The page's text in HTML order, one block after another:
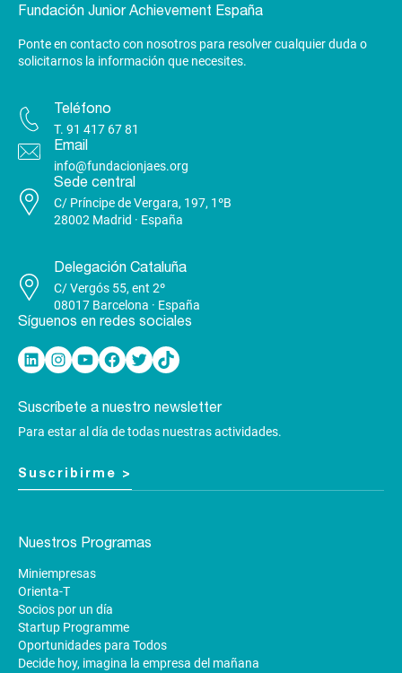
Fundación Junior Achievement España
Ponte en contacto con nosotros para resolver cualquier duda o
solicitarnos la información que necesites.
Teléfono
T. 91 417 67 81
Email
info@fundacionjaes.org
Sede central
C/ Príncipe de Vergara, 197, 1ºB
28002 Madrid · España
Delegación Cataluña
C/ Vergós 55, ent 2º
08017 Barcelona · España
Síguenos en redes sociales
Linkedin Instagram YouTube Facebook Twitter TikTok
Suscríbete a nuestro newsletter
Para estar al día de todas nuestras actividades.
Suscribirme >
Nuestros Programas
Miniempresas
Orienta-T
Socios por un día
Startup Programme
Oportunidades para Todos
Decide hoy, imagina la empresa del mañana